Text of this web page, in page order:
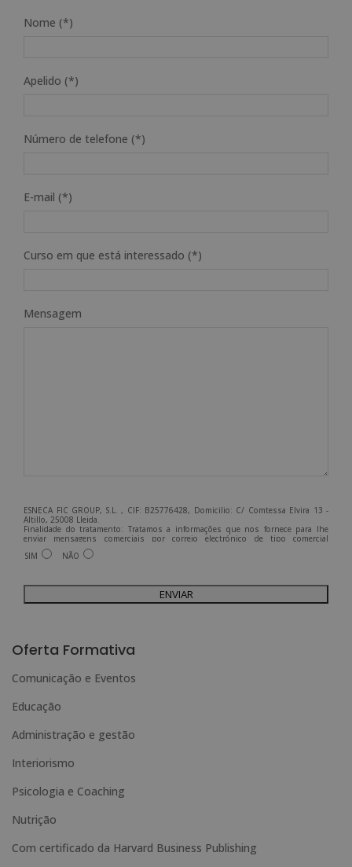
Nome (*)
Apelido (*)
Número de telefone (*)
E-mail (*)
Curso em que está interessado (*)
Mensagem
ESNECA FIC GROUP, S.L. , CIF: B25776428, Domicilio: C/ Comtessa Elvira 13 -
Altillo, 25008 Lleida.
Finalidade do tratamento: Tratamos a informações que nos fornece para lhe
enviar mensagens comerciais por correio electrónico de tipo comercial
relacionadas com os produtos oferecidos e outros produtos que possam ser do
seu interesse.
contactando-nos para o endereço admin@grupoesneca.com.
Para mais informações, consulte a nossa Política de Privacidade.
Deseja receber informação comercial (por telefone e/ou correio electrónico):
SIM NÃO
e
r
n
i
v
e
Oferta Formativa
Comunicação e Eventos
Educação
Administração e gestão
Interiorismo
Psicologia e Coaching
Nutrição
Com certificado da Harvard Business Publishing